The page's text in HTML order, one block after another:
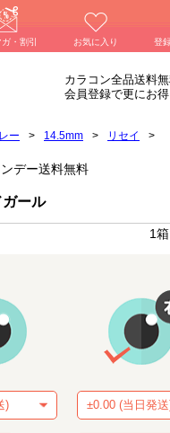
・割引 お気に入り 登
カラコン全品送料
会員登録で更にお得
ー > 14.5mm > リセイ
>
デー送料無料
ガール
1